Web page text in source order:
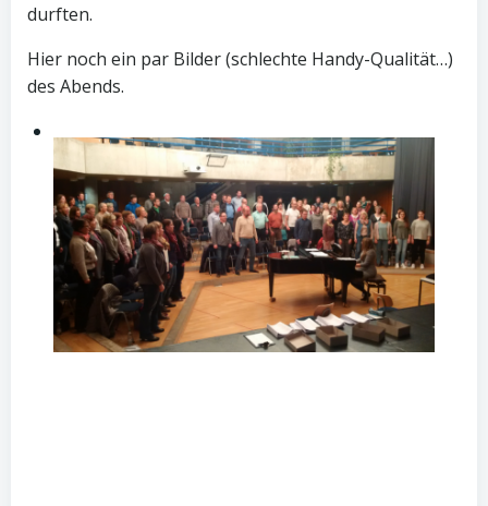
durften.
Hier noch ein par Bilder (schlechte Handy-Qualität…)
des Abends.